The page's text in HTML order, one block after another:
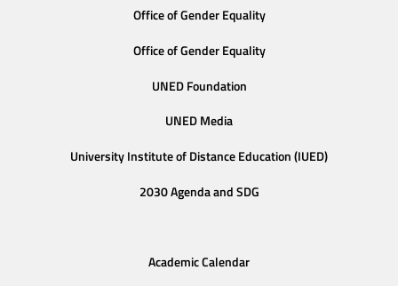
Office of Gender Equality
Office of Gender Equality
UNED Foundation
UNED Media
University Institute of Distance Education (IUED)
2030 Agenda and SDG
Academic Calendar